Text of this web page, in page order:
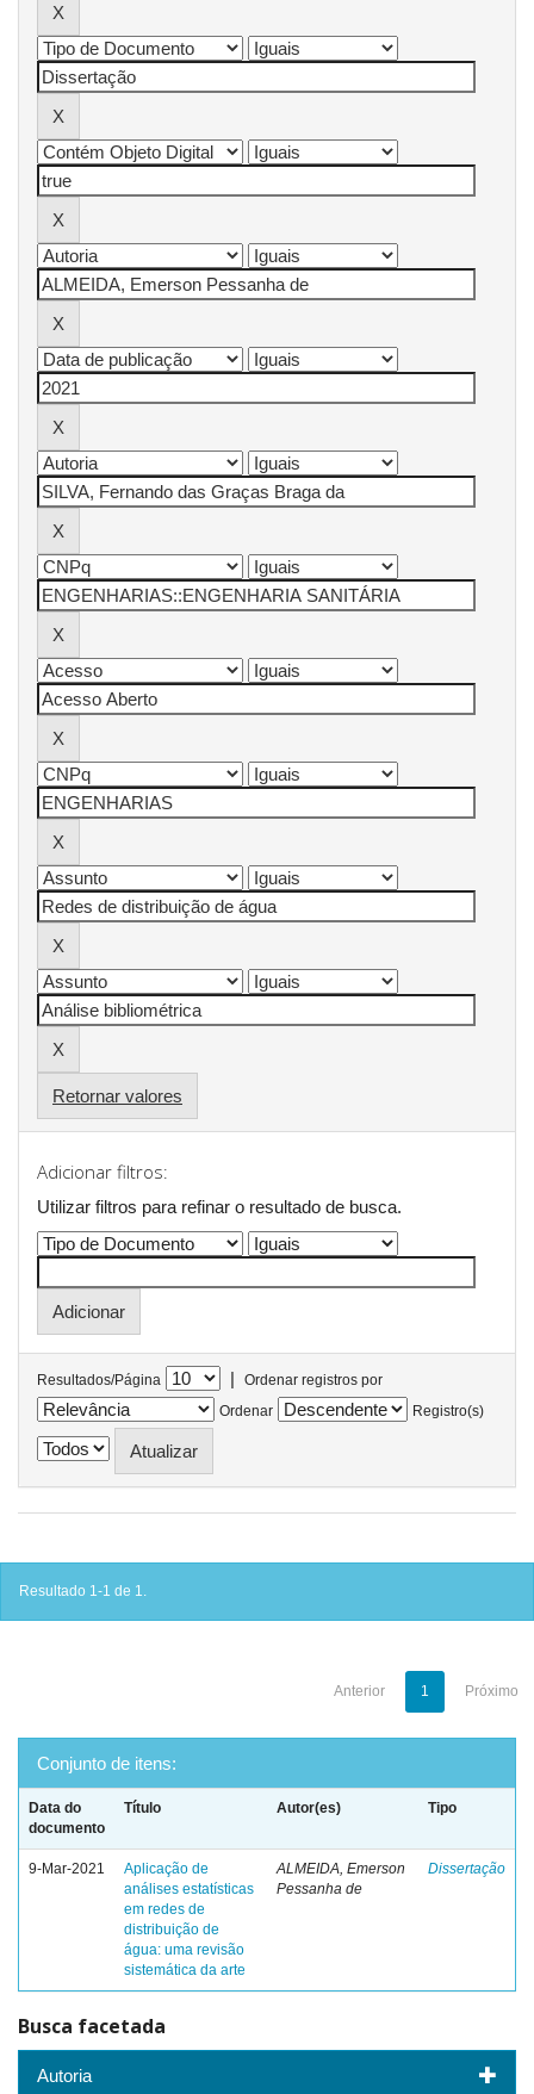
Retornar valores
Adicionar filtros:
Utilizar filtros para refinar o resultado de busca.
Resultados/Página |
Ordenar registros por
Ordenar
Registro(s)
Resultado 1-1 de 1.
Anterior 1 Próximo
Conjunto de itens:
Data do
documento
Título Autor(es) Tipo
9-Mar-2021
Aplicação de
análises estatísticas
em redes de
distribuição de
água: uma revisão
sistemática da arte
ALMEIDA, Emerson
Pessanha de
Dissertação
Busca facetada
Autoria